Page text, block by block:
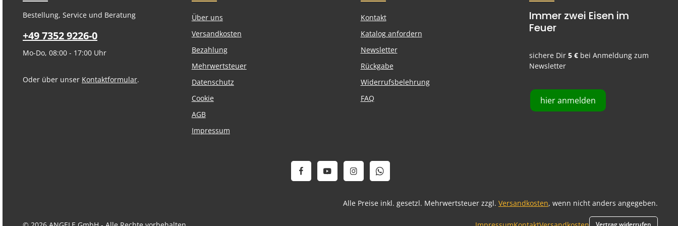
Bestellung, Service und Beratung
+49 7352 9226-0
Mo-Do, 08:00 - 17:00 Uhr
Oder über unser Kontaktformular.
Über uns
Versandkosten
Bezahlung
Mehrwertsteuer
Datenschutz
Cookie
AGB
Impressum
Kontakt
Katalog anfordern
Newsletter
Rückgabe
Widerrufsbelehrung
FAQ
Immer zwei Eisen im
Feuer
sichere Dir5 € bei Anmeldung zum
Newsletter
hier anmelden
Alle Preise inkl. gesetzl. Mehrwertsteuer zzgl. Versandkosten, wenn nicht anders angegeben.
Vertrag widerrufen